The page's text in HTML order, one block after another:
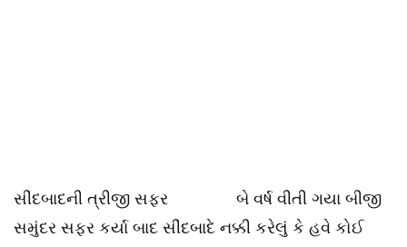
સીંદબાદની ત્રીજી સફર બે વર્ષ વીતી ગયા બીજી
સમુંદર સફર કર્યા બાદ સીંદબાદે નક્કી કરેલું કે હવે કોઈ